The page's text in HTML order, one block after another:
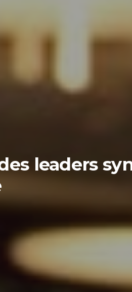
leaders